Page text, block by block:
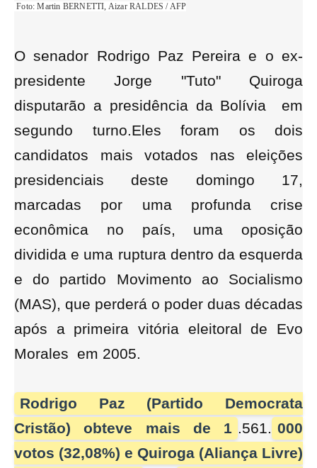
Foto: Martin BERNETTI, Aizar RALDES / AFP
O senador Rodrigo Paz Pereira e o ex-
presidente Jorge "Tuto" Quiroga
disputarão a presidência da Bolívia em
segundo turno.Eles foram os dois
candidatos mais votados nas eleições
presidenciais deste domingo 17,
marcadas por uma profunda crise
econômica no país, uma oposição
dividida e uma ruptura dentro da esquerda
e do partido Movimento ao Socialismo
(MAS), que perderá o poder duas décadas
após a primeira vitória eleitoral de Evo
Morales em 2005.
Rodrigo Paz (Partido Democrata
Cristão) obteve mais de 1 .561. 000
votos (32,08%) e Quiroga (Aliança Livre)